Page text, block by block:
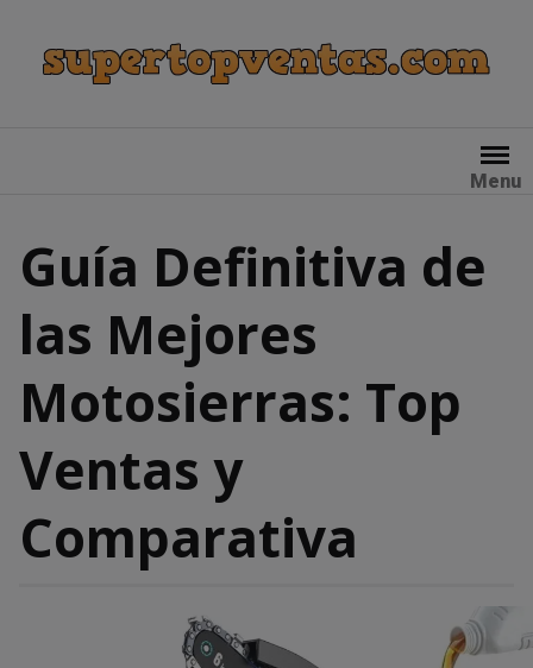
content
Menu
Guía Definitiva de
las Mejores
Motosierras: Top
Ventas y
Comparativa